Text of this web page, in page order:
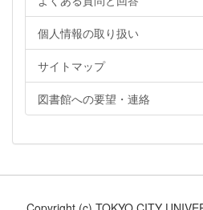
個人情報の取り扱い
サイトマップ
図書館への要望・連絡